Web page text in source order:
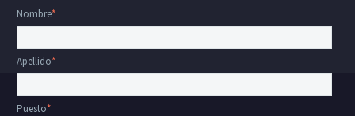
Nombre*
Apellido*
Puesto*